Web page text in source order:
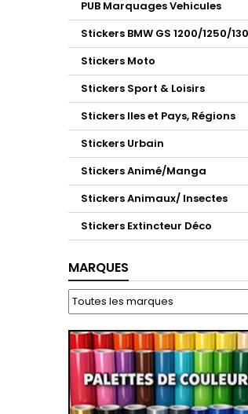
PUB Marquages Vehicules
Stickers BMW GS 1200/1250/
Stickers Moto
Stickers Sport & Loisirs
Stickers Iles et Pays, Régions
Stickers Urbain
Stickers Animé/Manga
Stickers Animaux/ Insectes
Stickers Extincteur Déco
MARQUES